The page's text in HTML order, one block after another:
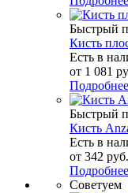
Быстрый
Кисть
Есть в
от 1 081
Подробнее
Быстрый
Кисть
Есть в
от 342 руб.
Подробнее
Советуем